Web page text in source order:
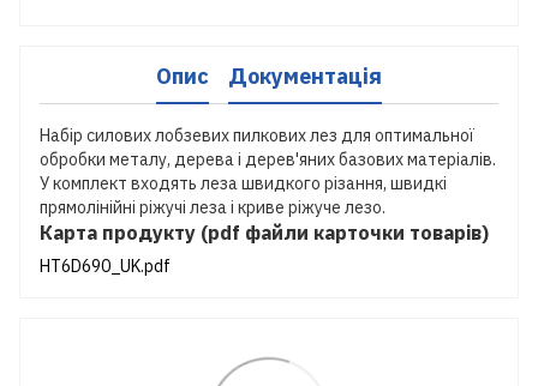
Опис Документація
Набір силових лобзевих пилкових лез для оптимальної
обробки металу, дерева і дерев'яних базових матеріалів.
У комплект входять леза швидкого різання, швидкі
прямолінійні ріжучі леза і криве ріжуче лезо.
Карта продукту (pdf файли карточки товарів)
HT6D690_UK.pdf